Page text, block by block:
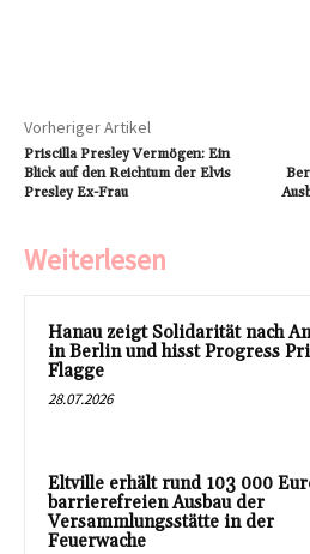
Vorheriger Artikel
Priscilla Presley Vermögen: Ein
Blick auf den Reichtum der Elvis
Presley Ex-Frau
Weiterlesen
Hanau zeigt Solidarität nach
in Berlin und hisst Progress
Flagge
28.07.2026
Eltville erhält rund 103 000
barrierefreien Ausbau der
Versammlungsstätte in der
Feuerwache